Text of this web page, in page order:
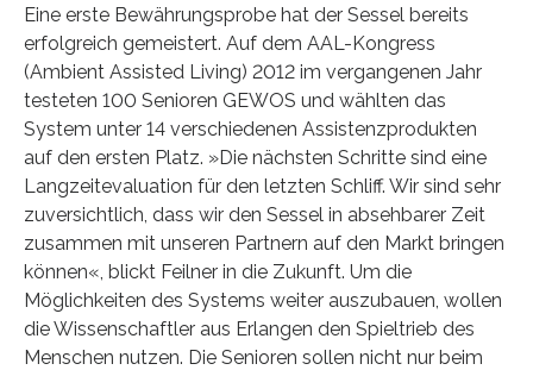
Eine erste Bewährungsprobe hat der Sessel bereits
erfolgreich gemeistert. Auf dem AAL-Kongress
(Ambient Assisted Living) 2012 im vergangenen Jahr
testeten 100 Senioren GEWOS und wählten das
System unter 14 verschiedenen Assistenzprodukten
auf den ersten Platz. »Die nächsten Schritte sind eine
Langzeitevaluation für den letzten Schliff. Wir sind sehr
zuversichtlich, dass wir den Sessel in absehbarer Zeit
zusammen mit unseren Partnern auf den Markt bringen
können«, blickt Feilner in die Zukunft. Um die
Möglichkeiten des Systems weiter auszubauen, wollen
die Wissenschaftler aus Erlangen den Spieltrieb des
Menschen nutzen. Die Senioren sollen nicht nur beim